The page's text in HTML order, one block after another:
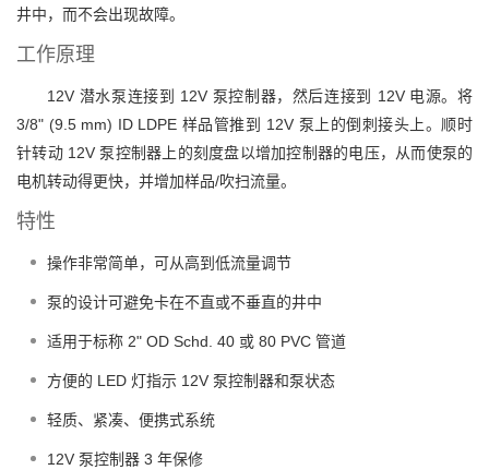
井中，而不会出现故障。
工作原理
12V 潜水泵连接到 12V 泵控制器，然后连接到 12V 电源。将
3/8" (9.5 mm) ID LDPE 样品管推到 12V 泵上的倒刺接头上。顺时
针转动 12V 泵控制器上的刻度盘以增加控制器的电压，从而使泵的
电机转动得更快，并增加样品/吹扫流量。
特性
操作非常简单，可从高到低流量调节
泵的设计可避免卡在不直或不垂直的井中
适用于标称 2" OD Schd. 40 或 80 PVC 管道
方便的 LED 灯指示 12V 泵控制器和泵状态
轻质、紧凑、便携式系统
12V 泵控制器 3 年保修